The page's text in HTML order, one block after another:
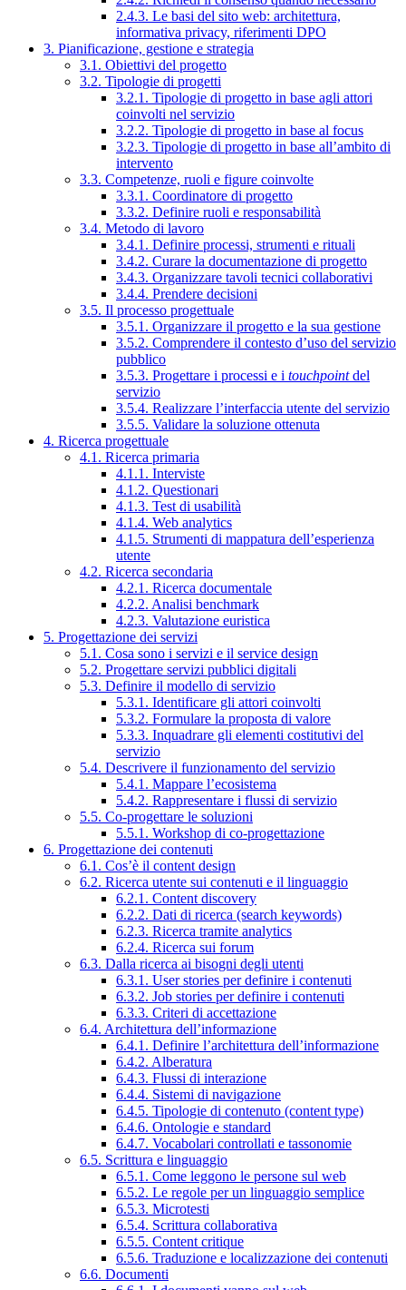
2.4.3. Le basi del sito web: architettura,
informativa privacy, riferimenti DPO
3. Pianificazione, gestione e strategia
3.1. Obiettivi del progetto
3.2. Tipologie di progetti
3.2.1. Tipologie di progetto in base agli attori
coinvolti nel servizio
3.2.2. Tipologie di progetto in base al focus
3.2.3. Tipologie di progetto in base all’ambito di
intervento
3.3. Competenze, ruoli e figure coinvolte
3.3.1. Coordinatore di progetto
3.3.2. Definire ruoli e responsabilità
3.4. Metodo di lavoro
3.4.1. Definire processi, strumenti e rituali
3.4.2. Curare la documentazione di progetto
3.4.3. Organizzare tavoli tecnici collaborativi
3.4.4. Prendere decisioni
3.5. Il processo progettuale
3.5.1. Organizzare il progetto e la sua gestione
3.5.2. Comprendere il contesto d’uso del servizio
pubblico
3.5.3. Progettare i processi e i touchpointdel
servizio
3.5.4. Realizzare l’interfaccia utente del servizio
3.5.5. Validare la soluzione ottenuta
4. Ricerca progettuale
4.1. Ricerca primaria
4.1.1. Interviste
4.1.2. Questionari
4.1.3. Test di usabilità
4.1.4. Web analytics
4.1.5. Strumenti di mappatura dell’esperienza
utente
4.2. Ricerca secondaria
4.2.1. Ricerca documentale
4.2.2. Analisi benchmark
4.2.3. Valutazione euristica
5. Progettazione dei servizi
5.1. Cosa sono i servizi e il service design
5.2. Progettare servizi pubblici digitali
5.3. Definire il modello di servizio
5.3.1. Identificare gli attori coinvolti
5.3.2. Formulare la proposta di valore
5.3.3. Inquadrare gli elementi costitutivi del
servizio
5.4. Descrivere il funzionamento del servizio
5.4.1. Mappare l’ecosistema
5.4.2. Rappresentare i flussi di servizio
5.5. Co-progettare le soluzioni
5.5.1. Workshop di co-progettazione
6. Progettazione dei contenuti
6.1. Cos’è il content design
6.2. Ricerca utente sui contenuti e il linguaggio
6.2.1. Content discovery
6.2.2. Dati di ricerca (search keywords)
6.2.3. Ricerca tramite analytics
6.2.4. Ricerca sui forum
6.3. Dalla ricerca ai bisogni degli utenti
6.3.1. User stories per definire i contenuti
6.3.2. Job stories per definire i contenuti
6.3.3. Criteri di accettazione
6.4. Architettura dell’informazione
6.4.1. Definire l’architettura dell’informazione
6.4.2. Alberatura
6.4.3. Flussi di interazione
6.4.4. Sistemi di navigazione
6.4.5. Tipologie di contenuto (content type)
6.4.6. Ontologie e standard
6.4.7. Vocabolari controllati e tassonomie
6.5. Scrittura e linguaggio
6.5.1. Come leggono le persone sul web
6.5.2. Le regole per un linguaggio semplice
6.5.3. Microtesti
6.5.4. Scrittura collaborativa
6.5.5. Content critique
6.5.6. Traduzione e localizzazione dei contenuti
6.6. Documenti